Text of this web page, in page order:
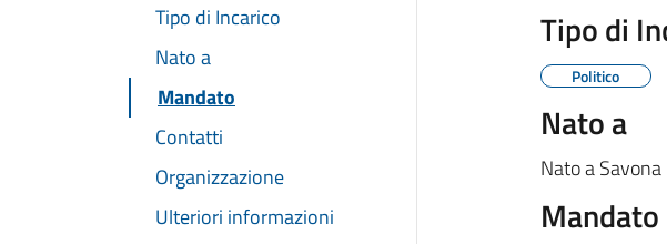
Tipo di Incarico
Nato a
Mandato
Contatti
Organizzazione
Ulteriori informazioni
Tipo di
Politico
Nato a
Nato aSavona
Mandato